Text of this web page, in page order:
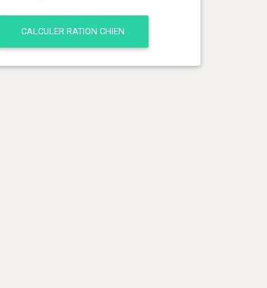
CALCULER RATION CHIEN